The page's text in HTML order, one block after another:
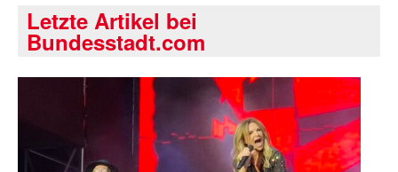
Letzte Artikel bei
Bundesstadt.com